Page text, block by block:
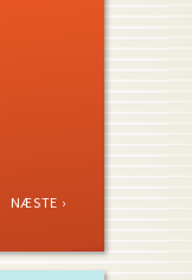
NEXT
NÆSTE ›